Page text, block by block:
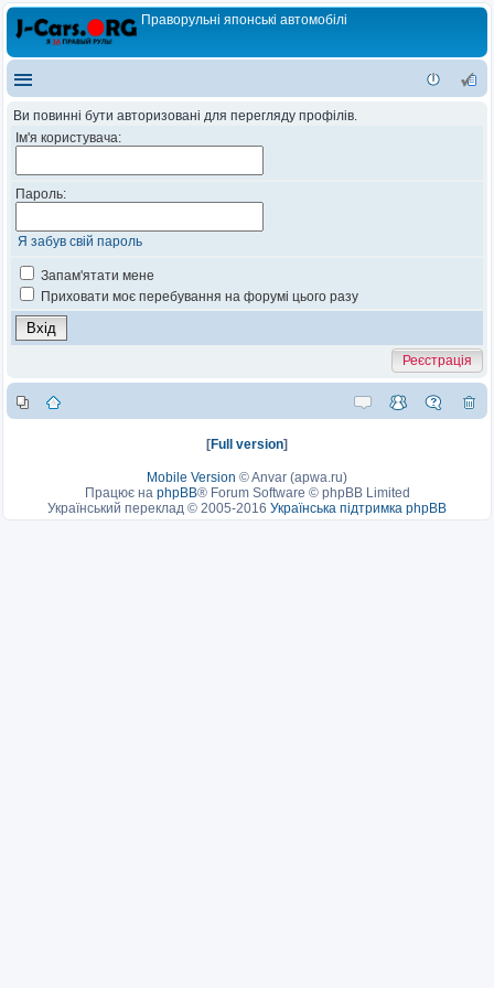
Праворульні японські автомобілі
Ви повинні бути авторизовані для перегляду профілів.
Ім'я користувача:
Пароль:
Я забув свій пароль
Запам'ятати мене
Приховати моє перебування на форумі цього разу
Реєстрація
[Full version]
Mobile Version ©Anvar (apwa.ru)
Працює на phpBB® Forum Software © phpBB Limited
Український переклад © 2005-2016 Українська підтримка phpBB